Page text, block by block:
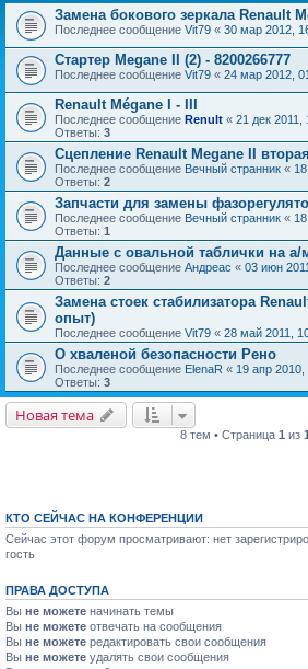
Замена бокового зеркала Renault
Последнее сообщение Vit79 « 30 мар 2012,
Стартер Megane II (2) - 8200266777
Последнее сообщение Vit79 « 24 мар 2012,
Renault Mégane I - III
Последнее сообщение Renult « 21 дек 2011,
Ответы: 3
Сцепление Renault Megane II
Последнее сообщение Вечный странник «
Ответы: 2
Запчасти для замены
Последнее сообщение Вечный странник «
Ответы: 1
Данные с овальной таблички на а/
Последнее сообщение Андреас « 03 июн
Ответы: 2
Замена стоек стабилизатора
опыт)
Последнее сообщение Vit79 « 28 май 2011,
О хваленой безопасности Рено
Последнее сообщение ElenaR « 19 апр 2010,
Ответы: 3
Новая тема
8 тем • Страница 1 из 1
КТО СЕЙЧАС НА КОНФЕРЕНЦИИ
Сейчас этот форум просматривают: нет
гость
ПРАВА ДОСТУПА
Вы не можете начинать темы
Вы не можете отвечать на сообщения
Вы не можете редактировать свои сообщения
Вы не можете удалять свои сообщения